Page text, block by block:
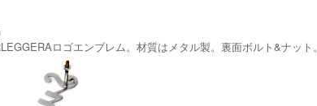
ロゴエンブレム。材質はメタル製。裏面ボルト&ナット。